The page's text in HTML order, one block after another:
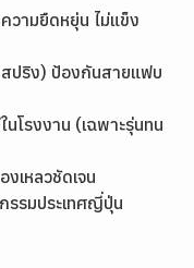
วามยืดหยุ่น ไม่แข็ง
ปริง) ป้องกันสายแฟบ
โรงงาน (เฉพาะรุ่นทน
เหลวชัดเจน
รรมประเทศญี่ปุ่น